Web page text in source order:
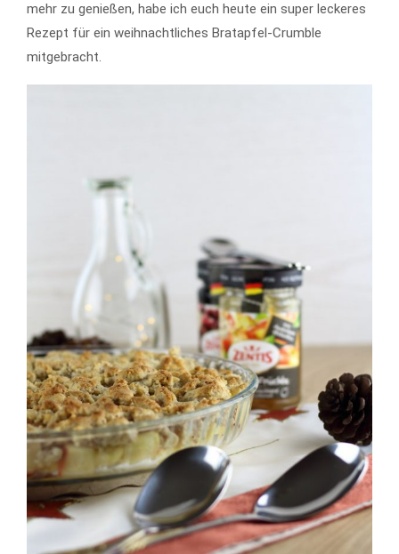
mehr zu genießen, habe ich euch heute ein super leckeres
Rezept für ein weihnachtliches Bratapfel-Crumble
mitgebracht.